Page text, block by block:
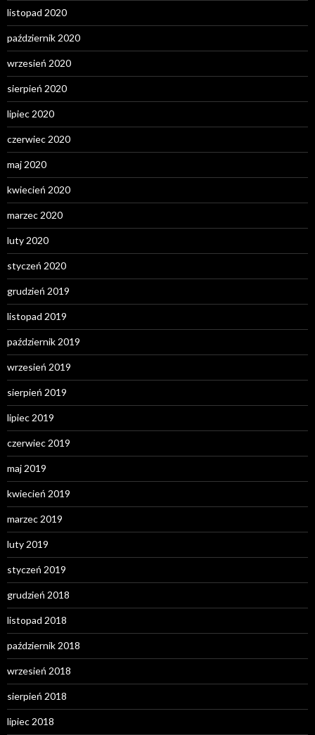
listopad 2020
październik 2020
wrzesień 2020
sierpień 2020
lipiec 2020
czerwiec 2020
maj 2020
kwiecień 2020
marzec 2020
luty 2020
styczeń 2020
grudzień 2019
listopad 2019
październik 2019
wrzesień 2019
sierpień 2019
lipiec 2019
czerwiec 2019
maj 2019
kwiecień 2019
marzec 2019
luty 2019
styczeń 2019
grudzień 2018
listopad 2018
październik 2018
wrzesień 2018
sierpień 2018
lipiec 2018